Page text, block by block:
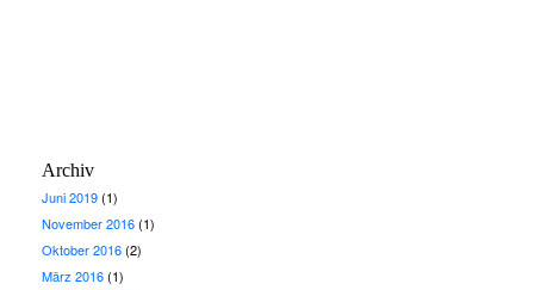
Archiv
Juni 2019(1)
November 2016(1)
Oktober 2016(2)
März 2016(1)